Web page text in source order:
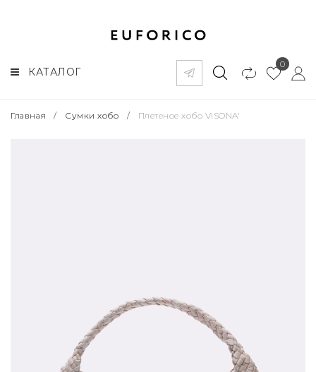
КАТАЛОГ
0
Главная / Сумки хобо / Плетеное хобо VISONA'